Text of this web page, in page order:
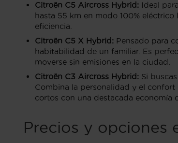
Citroën C5 Aircross Hybrid: Ideal
hasta 55 km en modo 100%
eficiencia.
Citroën C5 X Hybrid: Pensado para
habitabilidad de un familiar. Es
moverse sin emisiones en la ciudad.
Citroën C3 Aircross Hybrid: Si
Combina la personalidad y el
cortos con una destacada economía
Precios y opciones